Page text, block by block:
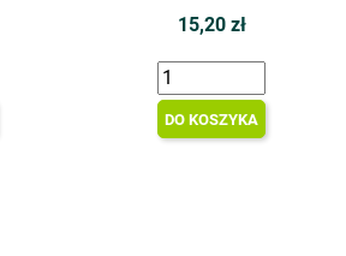
15,20 zł
DO KOSZYKA